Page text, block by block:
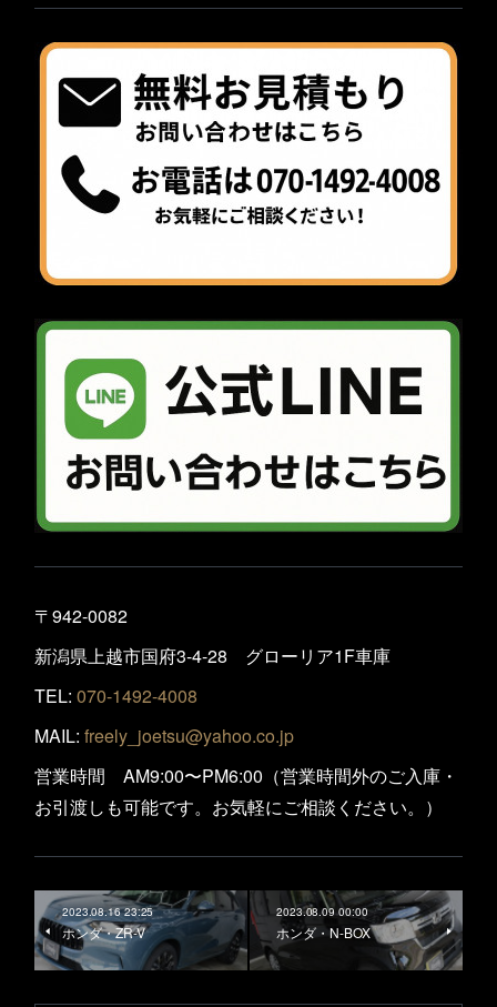
〒942-0082
新潟県上越市国府3-4-28 グローリア1F車庫
TEL: 070-1492-4008
MAIL: freely_joetsu@yahoo.co.jp
営業時間 AM9:00〜PM6:00（営業時間外のご入庫・
お引渡しも可能です。お気軽にご相談ください。）
2023.08.16 23:25
ホンダ・ZR-V
2023.08.09 00:00
ホンダ・N-BOX